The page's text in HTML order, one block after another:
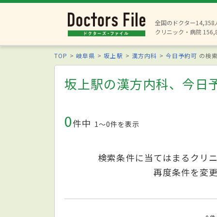
全国のドクター14,358
クリニック・病院
TOP 岐阜県 坂上駅 漢方内科 今日予約可 の検
坂上駅の漢方内科、今日
0件中 1〜0件を表示
検索条件に当てはまるクリ
再度条件を変